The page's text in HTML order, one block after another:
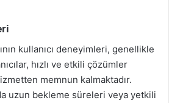
kullanıcı deneyimleri, genellikle
hızlı ve etkili çözümler
memnun kalmaktadır.
uzun bekleme süreleri veya yetkili